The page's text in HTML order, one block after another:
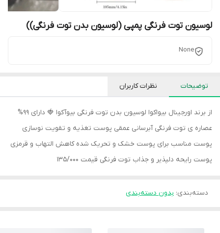
لوسیون توت فرنگی پمپی (لوسیون بدن توت فرنگی))
None
توضیحات نظرات کاربران
از برند اورجینال بیواکوا لوسیون بدن توت فرنگی بیوآکوا 🍓 دارای 99%
عصاره ی توت فرنگی آبرسانی عمقی پوست تغذیه و تقویت نوسازی
پوست مناسب برای پوست خشک و تحریک شده کاهش التهاب و قرمزی
پوست رایحه دلپذیر و جذاب توت فرنگی قیمت 135/000
دسته‌بندی: بدون دسته‌بندی